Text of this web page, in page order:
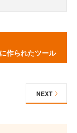
作られたツール
NEXT